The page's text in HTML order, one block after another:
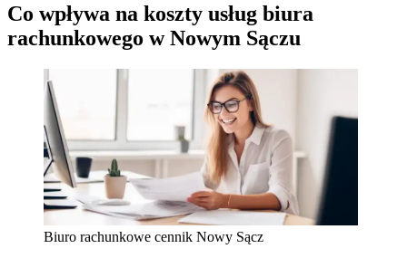
Co wpływa na koszty usług biura
rachunkowego w Nowym Sączu
Biuro rachunkowe cennik Nowy Sącz